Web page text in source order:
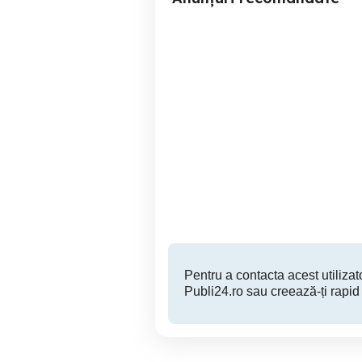
Pentru a contacta acest
Publi24.ro sau creează-ți